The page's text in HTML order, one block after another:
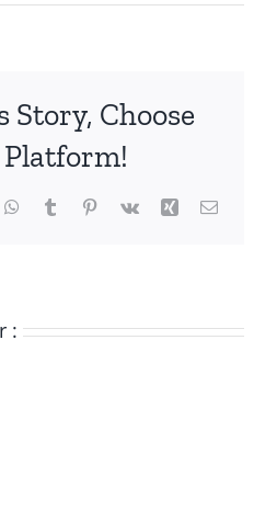
Nightrush
Dépôt
Story, Choose
WhatsApp
TumblrPinterest
Vk Xing Email
: